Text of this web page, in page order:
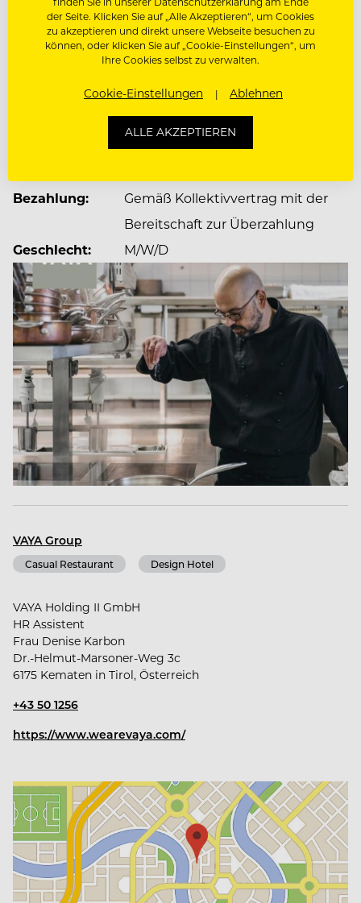
und Wohnkomfort in Top-Lagen, hochwertigem
Design und ausgezeichneter Kulinarik.
In unserem Headoffice in Kematen sind unsere
unterschiedlichen Unternehmensbereiche von
Construction oder IT über Finance und HR bis
Commercial angesiedelt.
Bei uns zählt, was dich ausmacht – deine Energie,
deine Persönlichkeit, dein Potenzial.
Gemeinsam lachen, Neues ausprobieren und
Talente entdecken, von denen du vielleicht selbst
noch nichts wusstest.
Du arbeitest bei uns nicht nur mit, sondern bringst
dich aktiv ein, entwickelst dich weiter, wächst mit
uns und wirst Teil des VAYA-Teams.
Ob an einem unserer Hotelstandorte oder als
Mitarbeiter*in in unserem Headoffice: die
Karrieremöglichkeiten bei VAYA sind vielfältig.
Gemeinsam gestalten wir besondere Momente -
JOBDETAILS
Gurglerstraße 90, 6456
Obergurgl, Österreich
Vollzeit/Festanstellung
Bezahlung:
Gemäß Kollektivvertrag mit der
Bereitschaft zur Überzahlung
Geschlecht:
M/W/D
VAYA Group
Casual Restaurant Design Hotel
VAYA Holding II GmbH
HR Assistent
Frau Denise Karbon
Dr.-Helmut-Marsoner-Weg 3c
6175 Kematen in Tirol, Österreich
+43 50 1256
https://www.wearevaya.com/
der Seite. Klicken Sie auf „Alle Akzeptieren“, um Cookies
zu akzeptieren und direkt unsere Webseite besuchen zu
können, oder klicken Sie auf „Cookie-Einstellungen“, um
Ihre Cookies selbst zu verwalten.
Cookie-Einstellungen Ablehnen
ALLE AKZEPTIEREN